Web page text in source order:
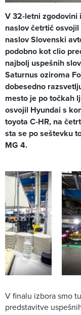
V 32-letni zgodovini
naslov četrtič
naslov Slovenski
podobno kot clio
najbolj uspešnih
Saturnus oziroma
dobesedno
mesto je po točkah
osvojil Hyundai s
toyota C-HR, na
sta se po seštevku
MG 4.
V finalu izbora smo
predstavitve